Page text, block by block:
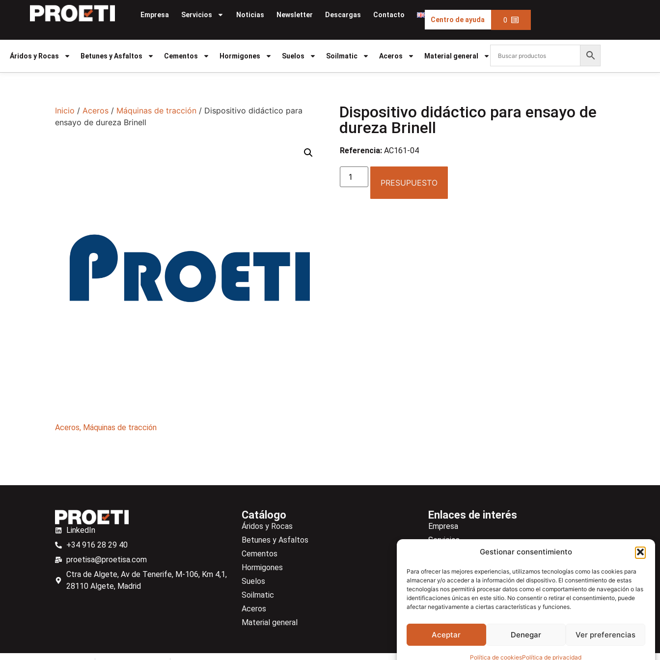
Gestionar consentimiento
Para ofrecer las mejores experiencias, utilizamos tecnologías como las cookies para
almacenar y/o acceder a la información del dispositivo. El consentimiento de estas
tecnologías nos permitirá procesar datos como el comportamiento de navegación o las
identificaciones únicas en este sitio. No consentir o retirar el consentimiento, puede
afectar negativamente a ciertas características y funciones.
Aceptar Denegar Ver preferencias
Política de cookiesPolítica de privacidad
Empresa Servicios Noticias Newsletter Descargas Contacto
Centro de ayuda 0
Áridos y Rocas Betunes y Asfaltos Cementos Hormigones Suelos Soilmatic Aceros Material general
Inicio / Aceros / Máquinas de tracción / Dispositivo didáctico para
ensayo de dureza Brinell
Aceros, Máquinas de tracción
Dispositivo didáctico para ensayo de
dureza Brinell
Referencia: AC161-04
PRESUPUESTO
LinkedIn
+34 916 28 29 40
proetisa@proetisa.com
Ctra de Algete, Av de Tenerife, M-106, Km 4,1,
28110 Algete, Madrid
Catálogo
Áridos y Rocas
Betunes y Asfaltos
Cementos
Hormigones
Suelos
Soilmatic
Aceros
Material general
Enlaces de interés
Empresa
Servicios
Newsletter
Descargas
Contacto
Centro de ayuda